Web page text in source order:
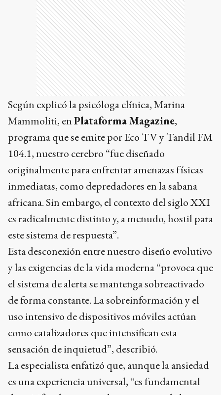
Según explicó la psicóloga clínica, Marina
Mammoliti, enPlataforma Magazine,
programa que se emite por Eco TV y Tandil FM
104.1, nuestro cerebro “fue diseñado
originalmente para enfrentar amenazas físicas
inmediatas, como depredadores en la sabana
africana. Sin embargo, el contexto del siglo XXI
es radicalmente distinto y, a menudo, hostil para
este sistema de respuesta”.
Esta desconexión entre nuestro diseño evolutivo
y las exigencias de la vida moderna “provoca que
el sistema de alerta se mantenga sobreactivado
de forma constante. La sobreinformación y el
uso intensivo de dispositivos móviles actúan
como catalizadores que intensifican esta
sensación de inquietud”, describió.
La especialista enfatizó que, aunque la ansiedad
es una experiencia universal, “es fundamental